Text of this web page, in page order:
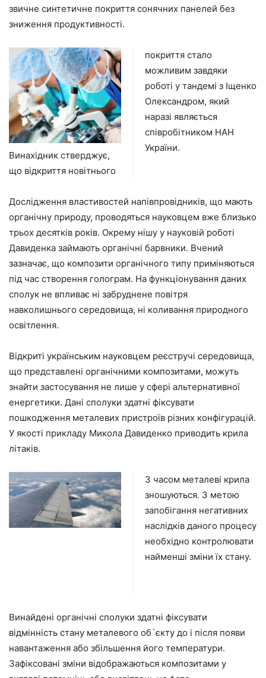
звичне синтетичне покриття сонячних панелей без
зниження продуктивності.
Винахідник стверджує,
що відкриття новітнього
покриття стало
можливим завдяки
роботі у тандемі з Іщенко
Олександром, який
наразі являється
співробітником НАН
України.
Дослідження властивостей напівпровідників, що мають
органічну природу, проводяться науковцем вже близько
трьох десятків років. Окрему нішу у науковій роботі
Давиденка займають органічні барвники. Вчений
зазначає, що композити органічного типу приміняються
під час створення голограм. На функціонування даних
сполук не впливає ні забруднене повітря
навколишнього середовища, ні коливання природного
освітлення.
Відкриті українським науковцем реєстручі середовища,
що представлені органічними композитами, можуть
знайти застосування не лише у сфері альтернативної
енергетики. Дані сполуки здатні фіксувати
пошкодження металевих пристроїв різних конфігурацій.
У якості прикладу Микола Давиденко приводить крила
літаків.
З часом металеві крила
зношуються. З метою
запобігання негативних
наслідків даного процесу
необхідно контролювати
найменші зміни їх стану.
Винайдені органічні сполуки здатні фіксувати
відмінність стану металевого об`єкту до і після появи
навантаження або збільшення його температури.
Зафіксовані зміни відображаються композитами у